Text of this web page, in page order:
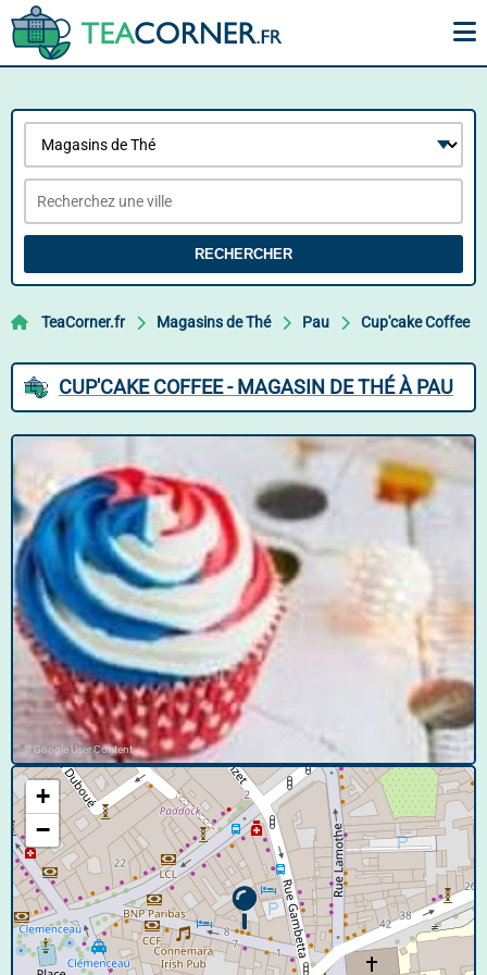
RECHERCHER
TeaCorner.fr Magasins de Thé Pau Cup'cake Coffee
CUP'CAKE COFFEE - MAGASIN DE THÉ À PAU
© Google User Content
+
−